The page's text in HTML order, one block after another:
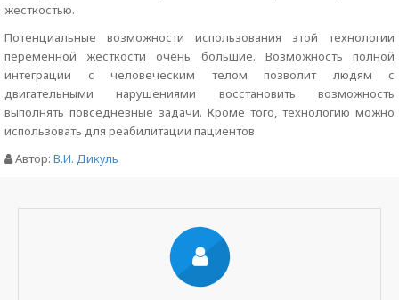
жесткостью.
Потенциальные возможности использования этой технологии
переменной жесткости очень большие. Возможность полной
интеграции с человеческим телом позволит людям с
двигательными нарушениями восстановить возможность
выполнять повседневные задачи. Кроме того, технологию можно
использовать для реабилитации пациентов.
Автор: В.И. Дикуль